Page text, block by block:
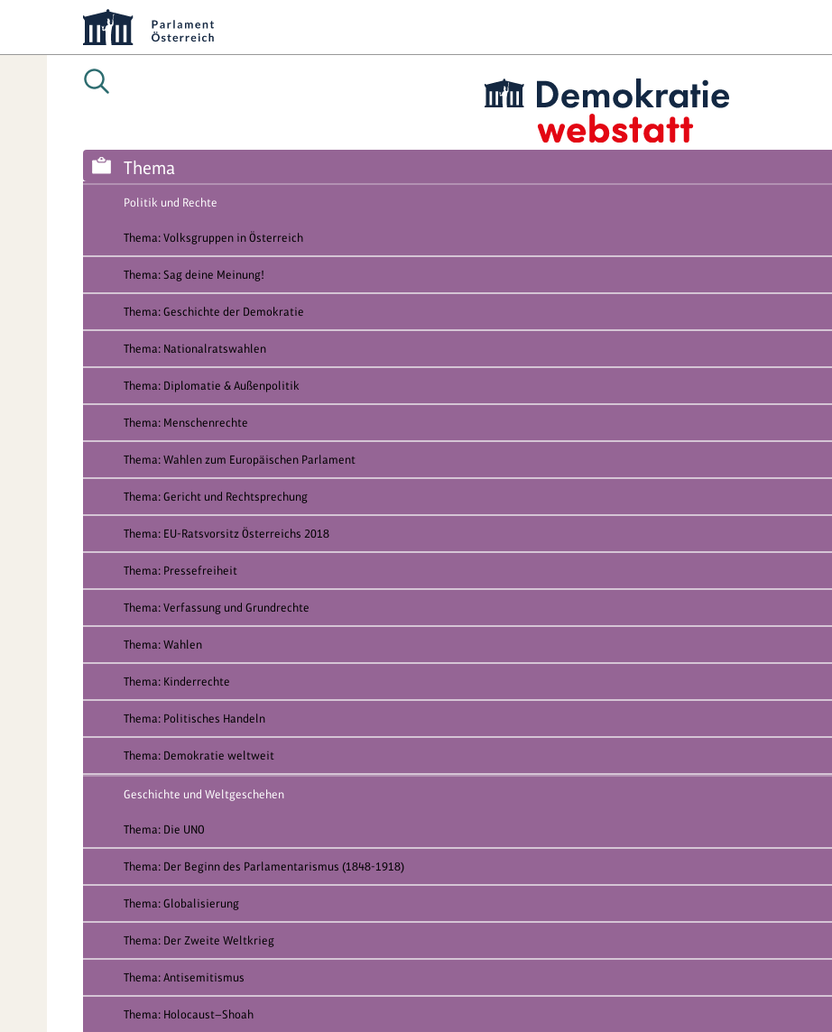
Thema
Politik und Rechte
Thema: Volksgruppen in Österreich
Thema: Sag deine Meinung!
Thema: Geschichte der Demokratie
Thema: Nationalratswahlen
Thema: Diplomatie & Außenpolitik
Thema: Menschenrechte
Thema: Wahlen zum Europäischen Parlament
Thema: Gericht und Rechtsprechung
Thema: EU-Ratsvorsitz Österreichs 2018
Thema: Pressefreiheit
Thema: Verfassung und Grundrechte
Thema: Wahlen
Thema: Kinderrechte
Thema: Politisches Handeln
Thema: Demokratie weltweit
Geschichte und Weltgeschehen
Thema: Die UNO
Thema: Der Beginn des Parlamentarismus (1848-1918)
Thema: Globalisierung
Thema: Der Zweite Weltkrieg
Thema: Antisemitismus
Thema: Holocaust—Shoah